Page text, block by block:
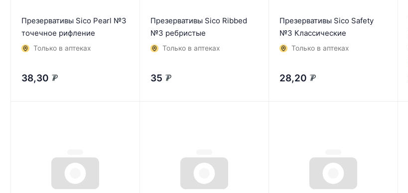
Презервативы Sico Pearl №3
точечное рифление
Только в аптеках
38,30 ₽
Презервативы Sico Ribbed
№3 ребристые
Только в аптеках
35 ₽
Презервативы Sico Safety
№3 Классические
Только в аптеках
28,20 ₽